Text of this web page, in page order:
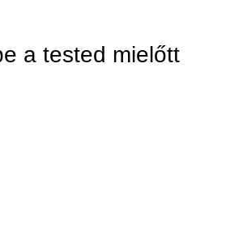
a tested mielőtt